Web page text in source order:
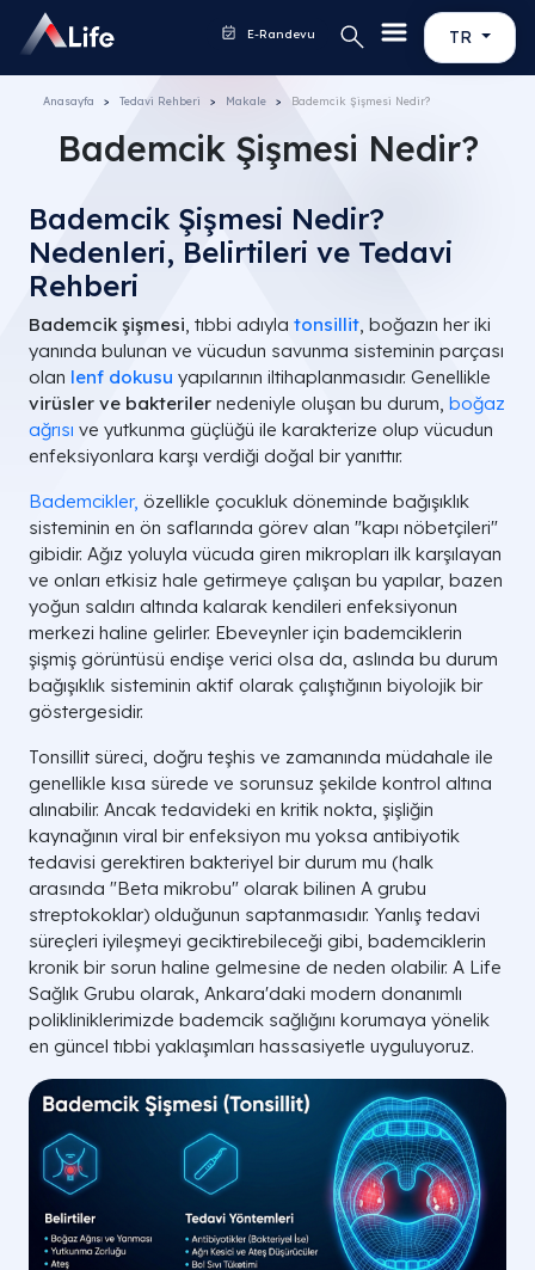
TR
E-Randevu
Anasayfa Tedavi Rehberi Makale Bademcik Şişmesi Nedir?
Bademcik Şişmesi Nedir?
Bademcik Şişmesi Nedir?
Nedenleri, Belirtileri ve Tedavi
Rehberi
Bademcik şişmesi, tıbbi adıyla tonsillit, boğazın her iki
yanında bulunan ve vücudun savunma sisteminin parçası
olan lenf dokusu yapılarının iltihaplanmasıdır. Genellikle
virüsler ve bakteriler nedeniyle oluşan bu durum, boğaz
ağrısı ve yutkunma güçlüğü ile karakterize olup vücudun
enfeksiyonlara karşı verdiği doğal bir yanıttır.
Bademcikler, özellikle çocukluk döneminde bağışıklık
sisteminin en ön saflarında görev alan "kapı nöbetçileri"
gibidir. Ağız yoluyla vücuda giren mikropları ilk karşılayan
ve onları etkisiz hale getirmeye çalışan bu yapılar, bazen
yoğun saldırı altında kalarak kendileri enfeksiyonun
merkezi haline gelirler. Ebeveynler için bademciklerin
şişmiş görüntüsü endişe verici olsa da, aslında bu durum
bağışıklık sisteminin aktif olarak çalıştığının biyolojik bir
göstergesidir.
Tonsillit süreci, doğru teşhis ve zamanında müdahale ile
genellikle kısa sürede ve sorunsuz şekilde kontrol altına
alınabilir. Ancak tedavideki en kritik nokta, şişliğin
kaynağının viral bir enfeksiyon mu yoksa antibiyotik
tedavisi gerektiren bakteriyel bir durum mu (halk
arasında "Beta mikrobu" olarak bilinen A grubu
streptokoklar) olduğunun saptanmasıdır. Yanlış tedavi
süreçleri iyileşmeyi geciktirebileceği gibi, bademciklerin
kronik bir sorun haline gelmesine de neden olabilir. A Life
Sağlık Grubu olarak, Ankara'daki modern donanımlı
polikliniklerimizde bademcik sağlığını korumaya yönelik
en güncel tıbbi yaklaşımları hassasiyetle uyguluyoruz.